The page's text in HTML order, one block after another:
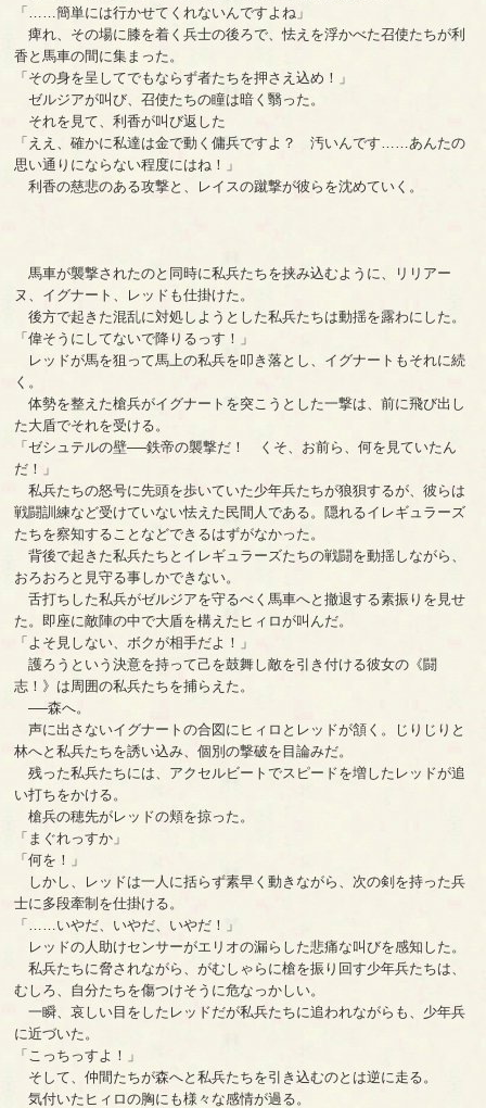
「……簡単には行かせてくれないんですよね」
痺れ、その場に膝を着く兵士の後ろで、怯えを浮かべた召使たちが利
香と馬車の間に集まった。
「その身を呈してでもならず者たちを押さえ込め！」
ゼルジアが叫び、召使たちの瞳は暗く翳った。
それを見て、利香が叫び返した
「ええ、確かに私達は金で動く傭兵ですよ？ 汚いんです……あんたの
思い通りにならない程度にはね！」
利香の慈悲のある攻撃と、レイスの蹴撃が彼らを沈めていく。
馬車が襲撃されたのと同時に私兵たちを挟み込むように、リリアー
ヌ、イグナート、レッドも仕掛けた。
後方で起きた混乱に対処しようとした私兵たちは動揺を露わにした。
「偉そうにしてないで降りるっす！」
レッドが馬を狙って馬上の私兵を叩き落とし、イグナートもそれに続
く。
体勢を整えた槍兵がイグナートを突こうとした一撃は、前に飛び出し
た大盾でそれを受ける。
「ゼシュテルの壁──鉄帝の襲撃だ！ くそ、お前ら、何を見ていたん
だ！」
私兵たちの怒号に先頭を歩いていた少年兵たちが狼狽するが、彼らは
戦闘訓練など受けていない怯えた民間人である。隠れるイレギュラーズ
たちを察知することなどできるはずがなかった。
背後で起きた私兵たちとイレギュラーズたちの戦闘を動揺しながら、
おろおろと見守る事しかできない。
舌打ちした私兵がゼルジアを守るべく馬車へと撤退する素振りを見せ
た。即座に敵陣の中で大盾を構えたヒィロが叫んだ。
「よそ見しない、ボクが相手だよ！」
護ろうという決意を持って己を鼓舞し敵を引き付ける彼女の《闘
志！》は周囲の私兵たちを捕らえた。
──森へ。
声に出さないイグナートの合図にヒィロとレッドが頷く。じりじりと
林へと私兵たちを誘い込み、個別の撃破を目論みだ。
残った私兵たちには、アクセルビートでスピードを増したレッドが追
い打ちをかける。
槍兵の穂先がレッドの頬を掠った。
「まぐれっすか」
「何を！」
しかし、レッドは一人に括らず素早く動きながら、次の剣を持った兵
士に多段牽制を仕掛ける。
「……いやだ、いやだ、いやだ！」
レッドの人助けセンサーがエリオの漏らした悲痛な叫びを感知した。
私兵たちに脅されながら、がむしゃらに槍を振り回す少年兵たちは、
むしろ、自分たちを傷つけそうに危なっかしい。
一瞬、哀しい目をしたレッドだが私兵たちに追われながらも、少年兵
に近づいた。
「こっちっすよ！」
そして、仲間たちが森へと私兵たちを引き込むのとは逆に走る。
気付いたヒィロの胸にも様々な感情が過る。